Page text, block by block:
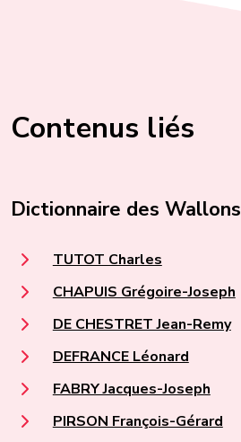
Contenus liés
Dictionnaire des Wallons
TUTOT Charles
CHAPUIS Grégoire-Joseph
DE CHESTRET Jean-Remy
DEFRANCE Léonard
FABRY Jacques-Joseph
PIRSON François-Gérard